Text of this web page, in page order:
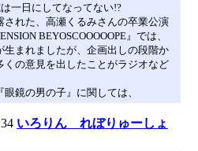
一日にしてなってない!?
された、高瀬くるみさんの卒業公演
BEYOSCOOOOOPE』では、
生まれましたが、企画出しの段階か
くの意見を出したことがラジオなど
鏡の男の子』に関しては、
いろりん れぼりゅーしょ